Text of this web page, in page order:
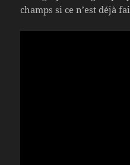
champs si ce n’est déjà